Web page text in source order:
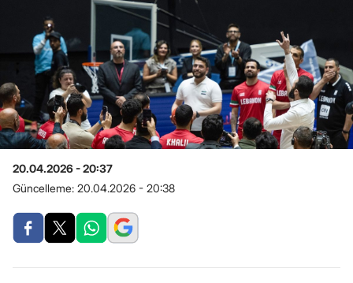
20.04.2026 - 20:37
Güncelleme: 20.04.2026 - 20:38